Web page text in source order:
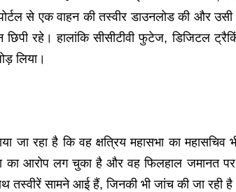
से एक वाहन की तस्वीर डाउनलोड की और
रहे। हालांकि सीसीटीवी फुटेज, डिजिटल
लिया।
रहा है कि वह क्षत्रिय महासभा का महासचिव
का आरोप लग चुका है और वह फिलहाल जमानत
सामने आई हैं, जिनकी भी जांच की जा रही